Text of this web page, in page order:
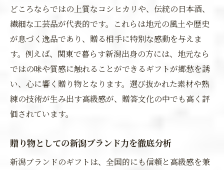
どころならではの上質なコシヒカリや、伝統の日本酒、
繊細な工芸品が代表的です。これらは地元の風土や歴史
が息づく逸品であり、贈る相手に特別な感動を与えま
す。例えば、関東で暮らす新潟出身の方には、地元なら
ではの味や質感に触れることができるギフトが郷愁を誘
い、心に響く贈り物となります。選び抜かれた素材や熟
練の技術が生み出す高級感が、贈答文化の中でも高く評
価されています。
贈り物としての新潟ブランド力を徹底分析
新潟ブランドのギフトは、全国的にも信頼と高級感を兼